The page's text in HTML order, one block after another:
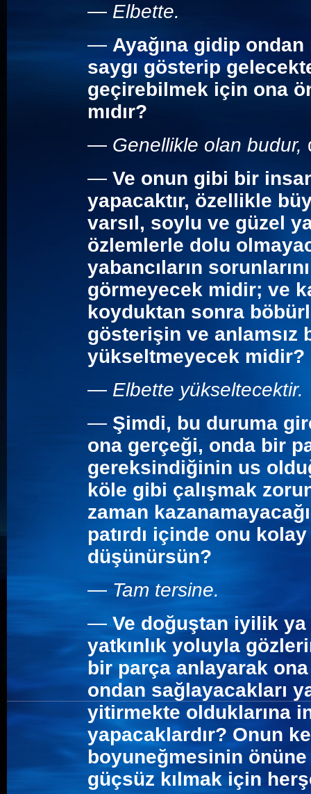
— Elbette.
— Ayağına gidip
saygı gösterip
geçirebilmek için ona
mıdır?
— Genellikle olan budur,
— Ve onun gibi bir
yapacaktır, özellikle
varsıl, soylu ve güzel
özlemlerle dolu
yabancıların
görmeyecek midir; ve
koyduktan sonra
gösterişin ve anlamsız
yükseltmeyecek midir?
— Elbette yükseltecektir.
— Şimdi, bu duruma
ona gerçeği, onda bir
gereksindiğinin us
köle gibi çalışmak
zaman
patırdı içinde onu
düşünürsün?
— Tam tersine.
— Ve doğuştan iyilik
yatkınlık yoluyla
bir parça anlayarak
ondan sağlayacakları
yitirmekte olduklarına
yapacaklardır? Onun
boyuneğmesinin
güçsüz kılmak için